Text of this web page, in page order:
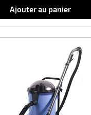
Ajouter au panier